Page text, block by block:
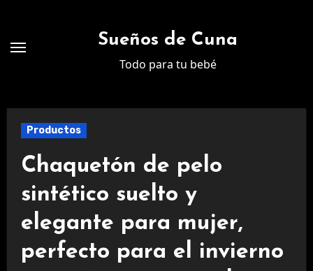
contenido
Sueños de Cuna
Todo para tu bebé
Productos
Chaquetón de pelo
sintético suelto y
elegante para mujer,
perfecto para el invierno